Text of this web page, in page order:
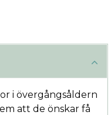
i övergångsåldern
att de önskar få